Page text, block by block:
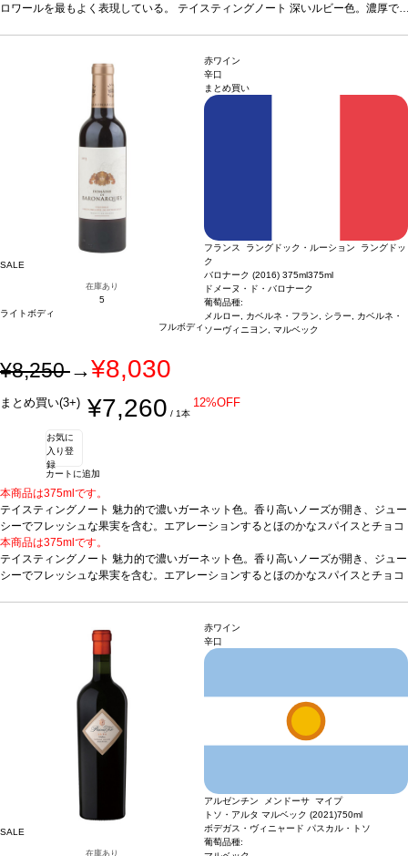
り、胡椒やディルが際立つ特徴的なスパイスを伴う。この多様な果実のアロマに、
つ。レッドチェリーやチョコレートの風味が感じられ、とてもエレガントでフレッ
シュな余韻の後味が、長く続く。
合う料理ミントとローズマリー風味のパタゴニ
ア産ラムチョップ、ハーブとメルケンの仔牛のロースト、上質なハーブのマグロな
葡萄品種75% カベルネ・ソーヴィニヨン、10% シラー、9% カベルネ・
フラン、6% マルベック認証
ロワールを最もよく表現している。 テイスティングノート 深いルビー色。濃厚で
り、胡椒やディルが際立つ特徴的なスパイスを伴う。この多様な果実のアロマに、
樽熟成からくるバニラ、ダークチョコレート、ココナッツの含みが重なる。爽やか
な味わいは、心地よい酸味と非常に繊細で均整のとれた骨格のあるタンニンを持
つ。レッドチェリーやチョコレートの風味が感じられ、とてもエレガントでフレッ
シュな余韻の後味が、長く続く。
ア産ラムチョップ、ハーブとメルケンの仔牛のロースト、上質なハーブのマグロな
葡萄品種
フラン、6% マルベック
SALE
在庫あり
5
ライトボディ
フルボディ
赤ワイン
辛口
まとめ買い
フランス ラングドック・ルーション ラングドッ
ク
バロナーク (2016) 375ml375ml
ドメーヌ・ド・バロナーク
葡萄品種:
メルロー, カベルネ・フラン, シラー, カベルネ・
ソーヴィニヨン, マルベック
¥8,250→¥8,030
まとめ買い(3+) ¥7,260 / 1本
12%OFF
お気に
入り登
録
カートに追加
本商品は375mlです。
テイスティングノート 魅力的で濃いガーネット色。香り高いノーズが開き、ジュー
シーでフレッシュな果実を含む。エアレーションするとほのかなスパイスとチョコ
レートのアロマが、ある種のジューシーさをもたらす。アタックはフレッシュでし
っかりした骨格を持ち、フルボディで濃厚なミッドパレットといっしょに、シルク
の様に滑らかなタンニンが続く。砕いたカシス、ココア、リコリスの風味に、素晴
ベルネ・フラン、17% シラー、4% カベルネ・ソーヴィニヨン、3% マルベック
本商品は375mlです。
テイスティングノート 魅力的で濃いガーネット色。香り高いノーズが開き、ジュー
シーでフレッシュな果実を含む。エアレーションするとほのかなスパイスとチョコ
の様に滑らかなタンニンが続く。砕いたカシス、ココア、リコリスの風味に、素晴
らしく長い芳香が加わり、後味は驚く程長く、調和とバランが取れている。
ラム、ジビエ、ストロングチーズなどと合う
ベルネ・フラン、17% シラー、4% カベルネ・ソーヴィニヨン、3% マルベック
SALE
在庫あり
赤ワイン
辛口
アルゼンチン メンドーサ マイプ
トソ・アルタ マルベック (2021)750ml
ボデガス・ヴィニャード パスカル・トソ
葡萄品種: